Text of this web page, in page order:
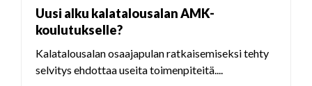
Uusi alku kalatalousalan AMK-
koulutukselle?
Kalatalousalan osaajapulan ratkaisemiseksi tehty
selvitys ehdottaa useita toimenpiteitä....